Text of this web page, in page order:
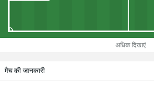
अधिक दिखाएं
मैच की जानकारी